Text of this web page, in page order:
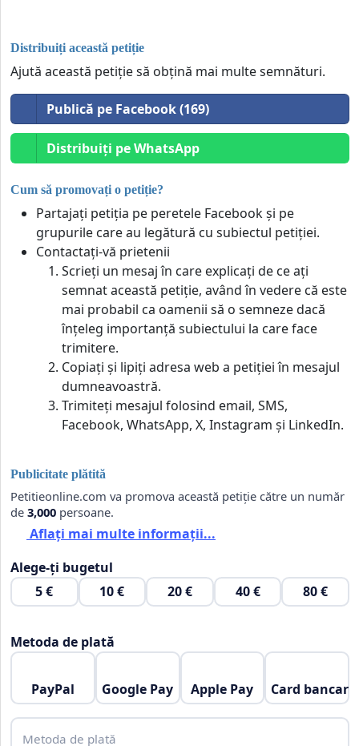
Distribuiți această petiție
Ajută această petiție să obțină mai multe semnături.
Publică pe Facebook (169)
Distribuiți pe WhatsApp
Cum să promovați o petiție?
Partajați petiția pe peretele Facebook și pe
grupurile care au legătură cu subiectul petiției.
Contactați-vă prietenii
Scrieți un mesaj în care explicați de ce ați
semnat această petiție, având în vedere că este
mai probabil ca oamenii să o semneze dacă
înțeleg importanță subiectului la care face
trimitere.
Copiați și lipiți adresa web a petiției în mesajul
dumneavoastră.
Trimiteți mesajul folosind email, SMS,
Facebook, WhatsApp, X, Instagram și LinkedIn.
Publicitate plătită
Petitieonline.com va promova această petiție către un număr
de 3,000 persoane.
Aflați mai multe informații...
Alege-ți bugetul
5 €
10 € 20 € 40 € 80 €
Metoda de plată
PayPal Google Pay Apple Pay Card bancar
Metoda de plată